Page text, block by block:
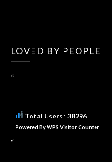
LOVED BY PEOPLE
“
Total Users : 38296
Powered ByWPS Visitor Counter
“